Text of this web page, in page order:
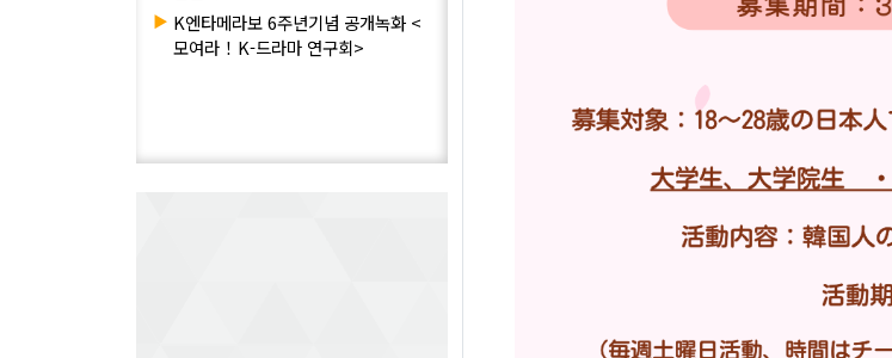
▶ K엔타메라보 6주년기념 공개녹화 <
모여라！K-드라마 연구회>